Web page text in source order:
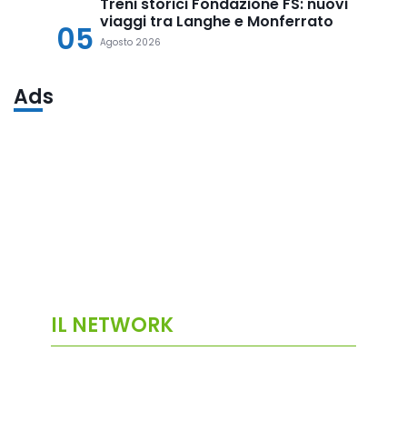
05 viaggi tra Langhe e Monferrato
Agosto 2026
Ads
IL NETWORK